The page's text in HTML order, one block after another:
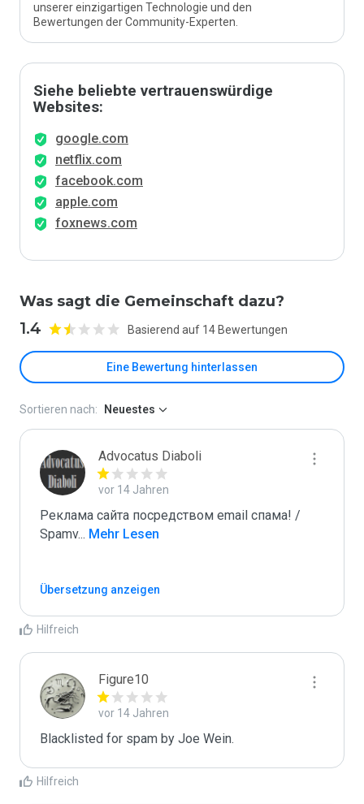
unserer einzigartigen Technologie und den
Bewertungen der Community-Experten.
Siehe beliebte vertrauenswürdige
Websites:
google.com
netflix.com
facebook.com
apple.com
foxnews.com
Was sagt die Gemeinschaft dazu?
1.4 Basierend auf 14 Bewertungen
Eine Bewertung hinterlassen
Sortieren nach: Neuestes
Advocatus Diaboli
vor 14 Jahren
Реклама сайта посредством email спама! /
Spamv... Mehr Lesen
Übersetzung anzeigen
Hilfreich
Figure10
vor 14 Jahren
Blacklisted for spam by Joe Wein.
Hilfreich